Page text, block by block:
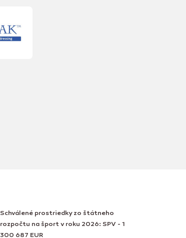
Schválené prostriedky zo štátneho
rozpočtu na šport v roku 2026: SPV - 1
300 687 EUR